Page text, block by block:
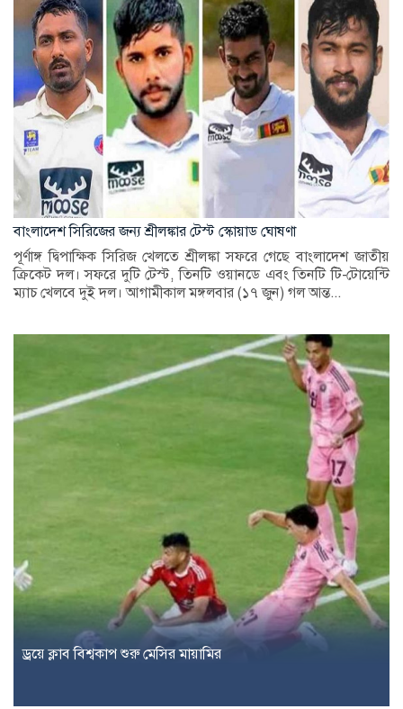
বাংলাদেশ সিরিজের জন্য শ্রীলঙ্কার টেস্ট স্কোয়াড ঘোষণা
পূর্ণাঙ্গ দ্বিপাক্ষিক সিরিজ খেলতে শ্রীলঙ্কা সফরে গেছে বাংলাদেশ জাতীয়
ক্রিকেট দল। সফরে দুটি টেস্ট, তিনটি ওয়ানডে এবং তিনটি টি-টোয়েন্টি
ম্যাচ খেলবে দুই দল। আগামীকাল মঙ্গলবার (১৭ জুন) গল আন্ত...
ড্রয়ে ক্লাব বিশ্বকাপ শুরু মেসির মায়ামির